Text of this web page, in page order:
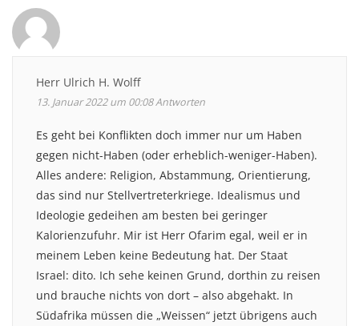
Herr Ulrich H. Wolff
13. Januar 2022 um 00:08Antworten
Es geht bei Konflikten doch immer nur um Haben
gegen nicht-Haben (oder erheblich-weniger-Haben).
Alles andere: Religion, Abstammung, Orientierung,
das sind nur Stellvertreterkriege. Idealismus und
Ideologie gedeihen am besten bei geringer
Kalorienzufuhr. Mir ist Herr Ofarim egal, weil er in
meinem Leben keine Bedeutung hat. Der Staat
Israel: dito. Ich sehe keinen Grund, dorthin zu reisen
und brauche nichts von dort – also abgehakt. In
Südafrika müssen die „Weissen“ jetzt übrigens auch